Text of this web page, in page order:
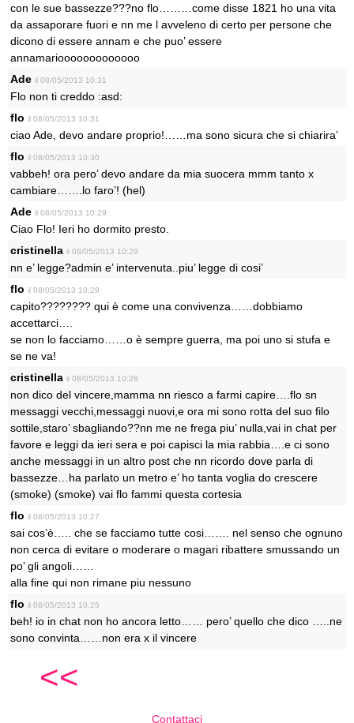
con le sue bassezze???no flo………come disse 1821 ho una vita
da assaporare fuori e nn me l avveleno di certo per persone che
dicono di essere annam e che puo’ essere
annamariooooooooooooo
Ade il 08/05/2013 10:31
Flo non ti creddo :asd:
flo il 08/05/2013 10:31
ciao Ade, devo andare proprio!……ma sono sicura che si chiarira’
flo il 08/05/2013 10:30
vabbeh! ora pero’ devo andare da mia suocera mmm tanto x
cambiare…….lo faro’! (hel)
Ade il 08/05/2013 10:29
Ciao Flo! Ieri ho dormito presto.
cristinella il 08/05/2013 10:29
nn e’ legge?admin e’ intervenuta..piu’ legge di cosi’
flo il 08/05/2013 10:29
capito???????? qui è come una convivenza……dobbiamo
accettarci….
se non lo facciamo……o è sempre guerra, ma poi uno si stufa e
se ne va!
cristinella il 08/05/2013 10:28
non dico del vincere,mamma nn riesco a farmi capire….flo sn
messaggi vecchi,messaggi nuovi,e ora mi sono rotta del suo filo
sottile,staro’ sbagliando??nn me ne frega piu’ nulla,vai in chat per
favore e leggi da ieri sera e poi capisci la mia rabbia….e ci sono
anche messaggi in un altro post che nn ricordo dove parla di
bassezze…ha parlato un metro e’ ho tanta voglia do crescere
(smoke) (smoke) vai flo fammi questa cortesia
flo il 08/05/2013 10:27
sai cos’è….. che se facciamo tutte cosi……. nel senso che ognuno
non cerca di evitare o moderare o magari ribattere smussando un
po’ gli angoli……
alla fine qui non rimane piu nessuno
flo il 08/05/2013 10:25
beh! io in chat non ho ancora letto…… pero’ quello che dico …..ne
sono convinta……non era x il vincere
<<
Contattaci